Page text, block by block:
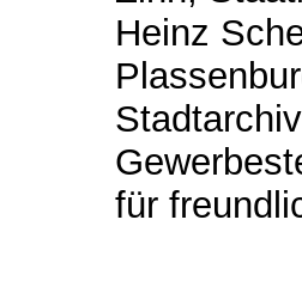
Heinz
für